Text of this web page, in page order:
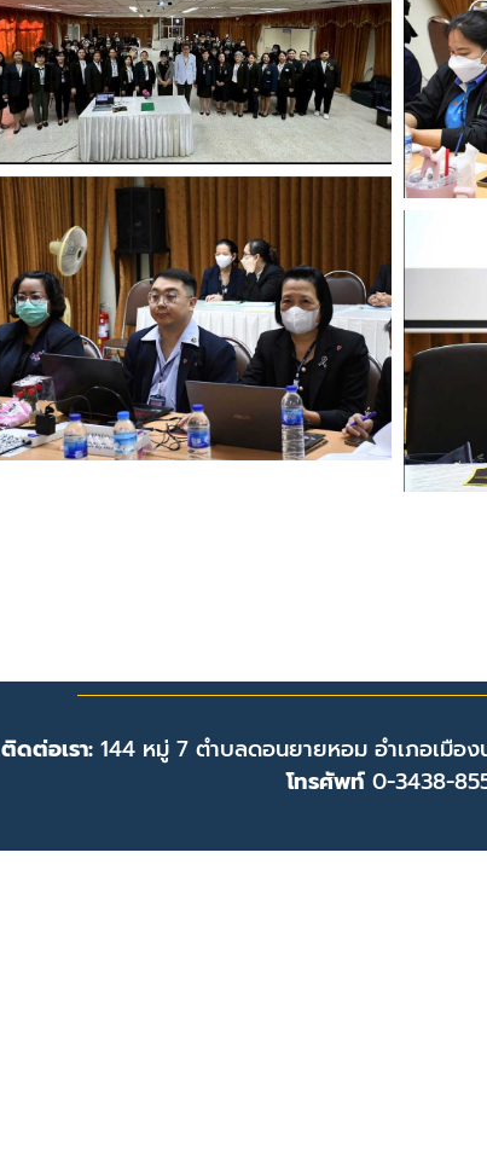
ติดต่อเรา:144 หมู่ 7 ตำบลดอนยายหอม อำเภอเมื
โทรศัพท์0-3438-